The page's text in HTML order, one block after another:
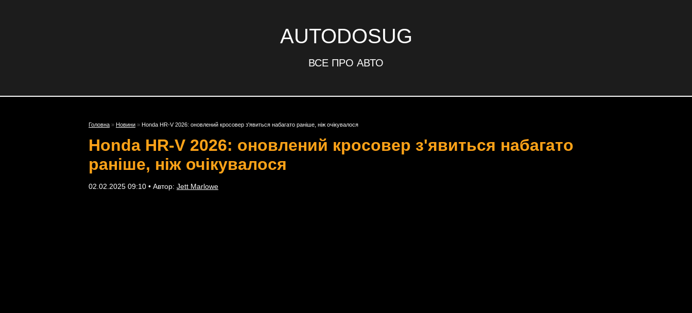
AUTODOSUG
ВСЕ ПРО АВТО
Головна » Новини » Honda HR-V 2026: оновлений кросовер з'явиться набагато раніше, ніж очікувалося
Honda HR-V 2026: оновлений кросовер з'явиться набагато
раніше, ніж очікувалося
02.02.2025 09:10 • Автор: Jett Marlowe